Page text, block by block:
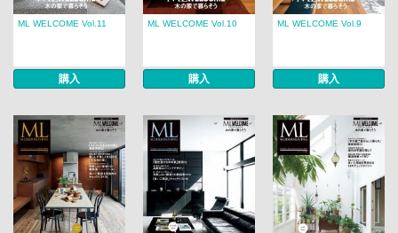
ML WELCOME Vol.11
購入
ML WELCOME Vol.10
購入
ML WELCOME Vol.9
購入